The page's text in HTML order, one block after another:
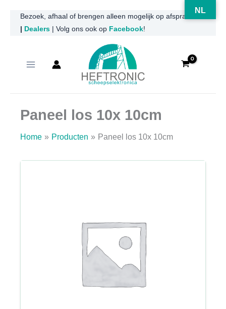
naar
inhoud
Bezoek, afhaal of brengen alleen mogelijk op afspraak
Dealers | Volg ons ook op Facebook!
Paneel los 10x 10cm
Home Producten Paneel los 10x 10cm
NL